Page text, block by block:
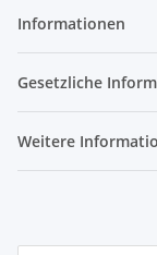
Informationen
Gesetzliche
Weitere